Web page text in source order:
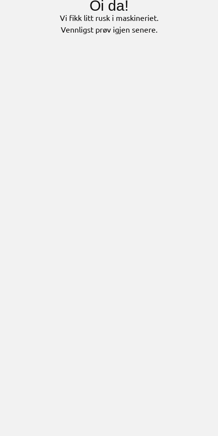
Oi da!
Vi fikk litt rusk i maskineriet.
Vennligst prøv igjen senere.